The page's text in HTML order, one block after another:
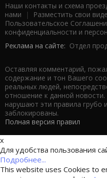
Наши контакты и схема
нами | Разместить свои
Пользовательское
конфиденциальности и
Реклама на сайте: Отдел
Оставляя комментарий,
содержание и тон Вашего
реальных людей,
отношение к данной
нарушают эти правила грубо
заблокированы.
Полная версия правил
x
Для удобства пользования
Подробнее...
This website uses Cookies to